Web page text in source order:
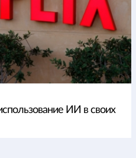
ИИ в своих